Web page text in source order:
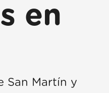
en
San Martín y